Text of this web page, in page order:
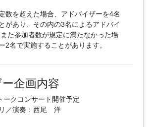
数を超えた場合、アドバイザーを4名
があり、その内の3名によるアドバイ
た参加者数が規定に満たなかった場
2名で実施することがあります。
企画内容
ークコンサート開催予定
／演奏：西尾 洋